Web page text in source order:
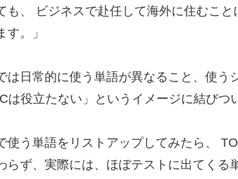
も、 ビジネスで赴任して海外に住むこ
す。」
日常的に使う単語が異なること、使う
は役立たない」というイメージに結びつ
使う単語をリストアップしてみたら、
らず、実際には、ほぼテストに出てくる